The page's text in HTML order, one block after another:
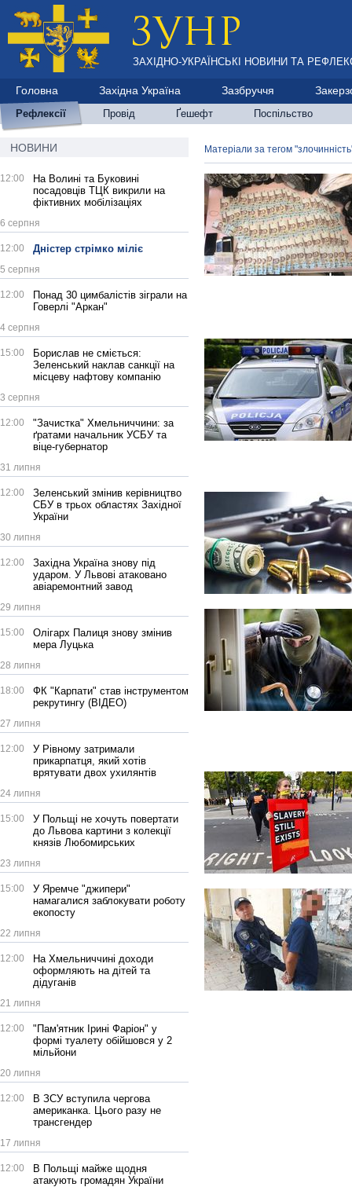
ЗАХІДНО-УКРАЇНСЬКІ НОВИНИ ТА
Головна Західна Україна Зазбруччя
Рефлексії Провід Ґешефт Поспільство
НОВИНИ
12:00
На Волині та Буковині
посадовців ТЦК викрили на
фіктивних мобілізаціях
6 серпня
12:00 Дністер стрімко міліє
5 серпня
12:00
Понад 30 цимбалістів зіграли на
Говерлі "Аркан"
4 серпня
15:00
Борислав не сміється:
Зеленський наклав санкції на
місцеву нафтову компанію
3 серпня
12:00
"Зачистка" Хмельниччини: за
ґратами начальник УСБУ та
віце-губернатор
31 липня
12:00
Зеленський змінив керівництво
СБУ в трьох областях Західної
України
30 липня
12:00
Західна Україна знову під
ударом. У Львові атаковано
авіаремонтний завод
29 липня
15:00
Олігарх Палиця знову змінив
мера Луцька
28 липня
18:00
ФК "Карпати" став інструментом
рекрутингу (ВІДЕО)
27 липня
12:00
У Рівному затримали
прикарпатця, який хотів
врятувати двох ухилянтів
24 липня
15:00
У Польщі не хочуть повертати
до Львова картини з колекції
князів Любомирських
23 липня
15:00
У Яремче "джипери"
намагалися заблокувати роботу
екопосту
22 липня
12:00
На Хмельниччині доходи
оформляють на дітей та
дідуганів
21 липня
12:00
"Пам'ятник Ірині Фаріон" у
формі туалету обійшовся у 2
мільйони
20 липня
12:00
В ЗСУ вступила чергова
американка. Цього разу не
трансгендер
17 липня
12:00
В Польщі майже щодня
атакують громадян України
Матеріали за тегом